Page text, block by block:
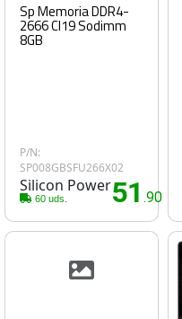
Sp Memoria DDR4-
2666 Cl19 Sodimm
8GB
P/N:
SP008GBSFU266X02
Silicon Power
60 uds. 51.90€